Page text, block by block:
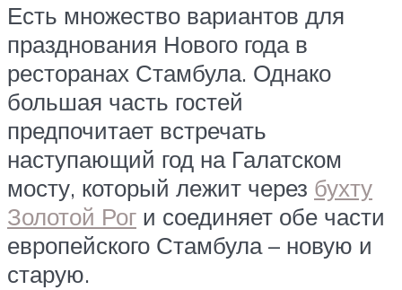
Есть множество вариантов для
празднования Нового года в
ресторанах Стамбула. Однако
большая часть гостей
предпочитает встречать
наступающий год на Галатском
мосту, который лежит через бухту
Золотой Рог и соединяет обе части
европейского Стамбула – новую и
старую.